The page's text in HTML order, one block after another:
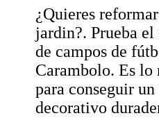
¿Quieres
jardin?. Prueba
de campos de
Carambolo. Es lo
para conseguir
decorativo